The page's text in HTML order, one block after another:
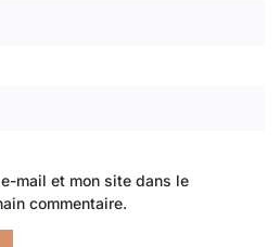
mail et mon site dans le
commentaire.